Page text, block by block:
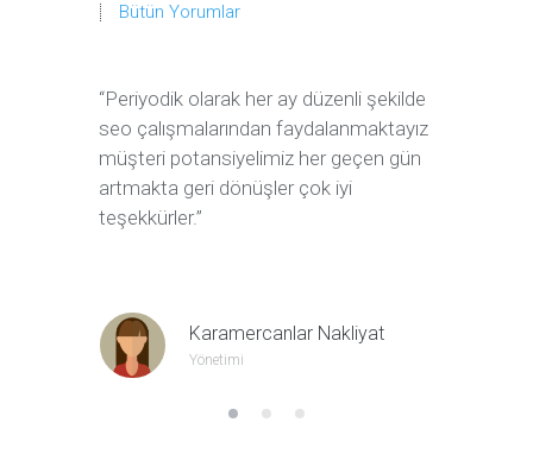
Bütün Yorumlar
“Periyodik olarak her ay düzenli şekilde
seo çalışmalarından faydalanmaktayız
müşteri potansiyelimiz her geçen gün
artmakta geri dönüşler çok iyi
teşekkürler.”
Karamercanlar Nakliyat
Yönetimi